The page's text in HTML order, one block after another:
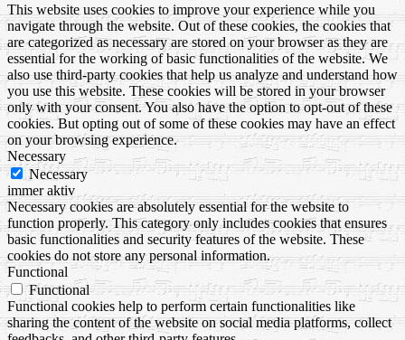
This website uses cookies to improve your experience while you
navigate through the website. Out of these cookies, the cookies that
are categorized as necessary are stored on your browser as they are
essential for the working of basic functionalities of the website. We
also use third-party cookies that help us analyze and understand how
you use this website. These cookies will be stored in your browser
only with your consent. You also have the option to opt-out of these
cookies. But opting out of some of these cookies may have an effect
on your browsing experience.
Necessary
Necessary
immer aktiv
Necessary cookies are absolutely essential for the website to
function properly. This category only includes cookies that ensures
basic functionalities and security features of the website. These
cookies do not store any personal information.
Functional
Functional
Functional cookies help to perform certain functionalities like
sharing the content of the website on social media platforms, collect